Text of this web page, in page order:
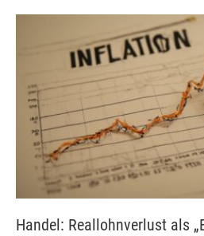
Handel: Reallohnverlust als